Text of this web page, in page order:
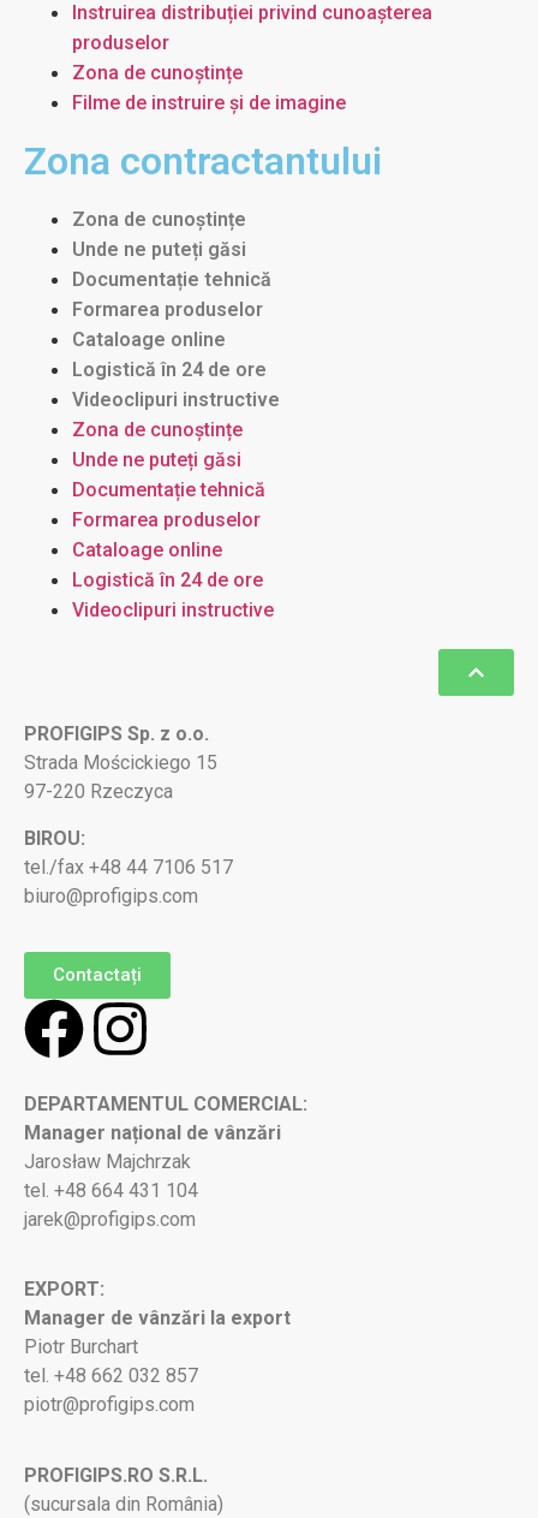
Instruirea distribuției privind cunoașterea
produselor
Zona de cunoștințe
Filme de instruire și de imagine
Zona contractantului
Zona de cunoștințe
Unde ne puteți găsi
Documentație tehnică
Formarea produselor
Cataloage online
Logistică în 24 de ore
Videoclipuri instructive
Zona de cunoștințe
Unde ne puteți găsi
Documentație tehnică
Formarea produselor
Cataloage online
Logistică în 24 de ore
Videoclipuri instructive
PROFIGIPS Sp. z o.o.
Strada Mościckiego 15
97-220 Rzeczyca
BIROU:
tel./fax +48 44 7106 517
biuro@profigips.com
Contactați
DEPARTAMENTUL COMERCIAL:
Manager național de vânzări
Jarosław Majchrzak
tel. +48 664 431 104
jarek@profigips.com
EXPORT:
Manager de vânzări la export
Piotr Burchart
tel. +48 662 032 857
piotr@profigips.com
PROFIGIPS.RO S.R.L.
(sucursala din România)